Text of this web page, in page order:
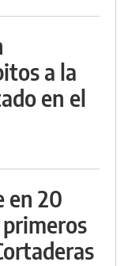
a la
en el
en 20